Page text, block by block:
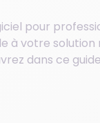
pour
à votre
dans ce